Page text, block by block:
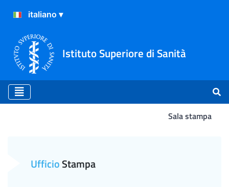
Istituto Superiore di Sanità
Sala stampa
UfficioStampa